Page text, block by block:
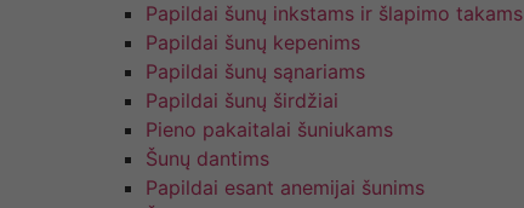
Papildai šunų inkstams ir šlapimo takams
Papildai šunų kepenims
Papildai šunų sąnariams
Papildai šunų širdžiai
Pieno pakaitalai šuniukams
Šunų dantims
Papildai esant anemijai šunims